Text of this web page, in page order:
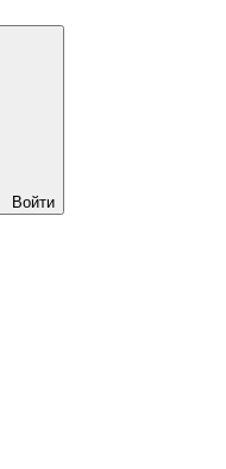
Войти